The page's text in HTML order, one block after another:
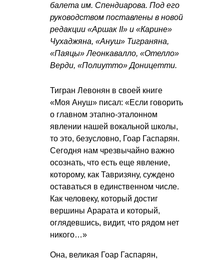
балета им. Спендиарова. Под его
руководством поставлены в новой
редакции «Аршак II» и «Карине»
Чухаджяна, «Ануш» Тиграняна,
«Паяцы» Леонкавалло, «Отелло»
Верди, «Полиутто» Доницетти.
Тигран Левонян в своей книге
«Моя Ануш» писал: «Если говорить
о главном этапно-эталонном
явлении нашей вокальной школы,
то это, безусловно, Гоар Гаспарян.
Сегодня нам чрезвычайно важно
осознать, что есть еще явление,
которому, как Тавризяну, суждено
оставаться в единственном числе.
Как человеку, который достиг
вершины Арарата и который,
оглядевшись, видит, что рядом нет
никого…»
Она, великая Гоар Гаспарян,